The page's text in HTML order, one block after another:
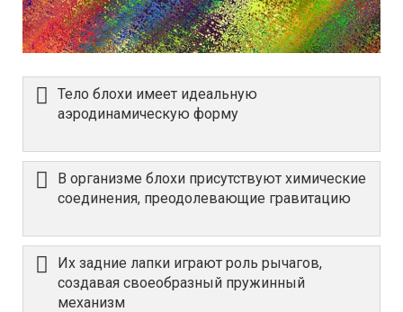
Тело блохи имеет идеальную
аэродинамическую форму
В организме блохи присутствуют химические
соединения, преодолевающие гравитацию
Их задние лапки играют роль рычагов,
создавая своеобразный пружинный
механизм